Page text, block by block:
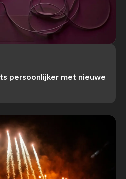
persoonlijker met nieuwe